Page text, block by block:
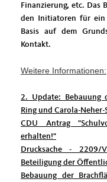
Finanzierung, etc. Das
den Initiatoren für ein
Basis auf dem
Kontakt.
Weitere Informationen:
2. Update: Bebauung
Ring und Carola-Neher-
CDU Antrag
erhalten!"
Drucksache - 2209/
Beteiligung der
Bebauung der